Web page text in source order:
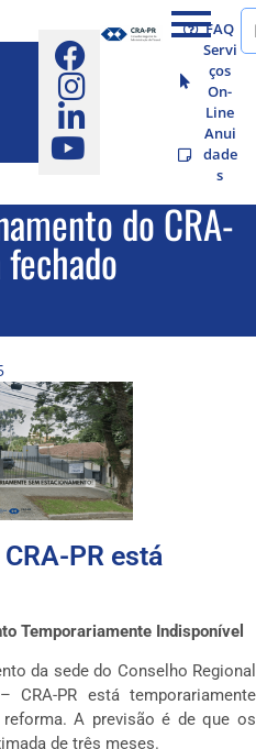
FAQ
Servi
ços
On-
Line
Anui
dade
s
do CRA-
PR está
Temporariamente Indisponível
da sede do Conselho Regional
PR está temporariamente
A previsão é de que os
de três meses.